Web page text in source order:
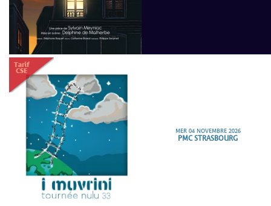
MER 04 NOVEMBRE 2026
PMC STRASBOURG